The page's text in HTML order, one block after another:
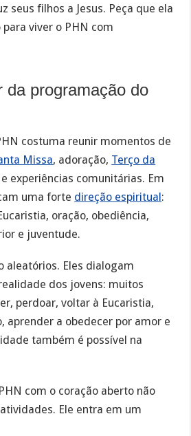
seus filhos a Jesus. Peça que ela
viver o PHN com
da programação do
costuma reunir momentos de
Missa, adoração, Terço da
e experiências comunitárias. Em
uma forte direção espiritual:
oração, obediência,
e juventude.
aleatórios. Eles dialogam
dos jovens: muitos
perdoar, voltar à Eucaristia,
aprender a obedecer por amor e
também é possível na
com o coração aberto não
Ele entra em um